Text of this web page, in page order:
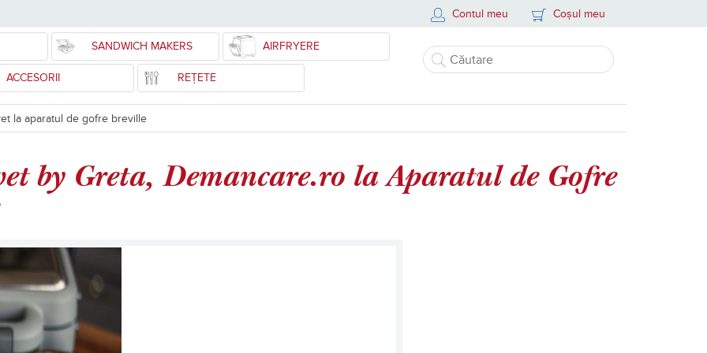
Contul meu Coșul meu
SANDWICH MAKERS AIRFRYERE
ACCESORII REȚETE
la aparatul de gofre breville
by Greta, Demancare.ro la Aparatul de Gofre